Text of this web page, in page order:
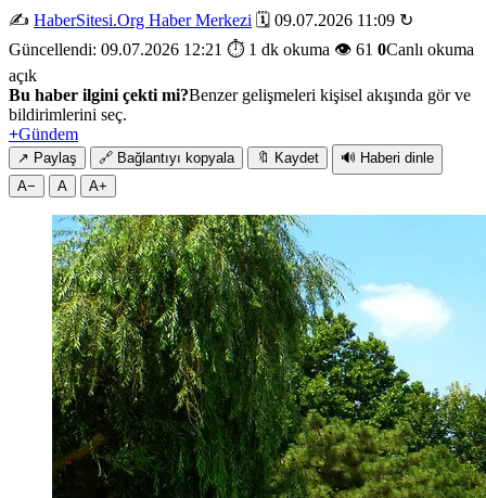
✍️ HaberSitesi.Org Haber Merkezi 🗓️ 09.07.2026 11:09 ↻
Güncellendi: 09.07.2026 12:21 ⏱️ 1 dk okuma 👁️ 61 0Canlı okuma
açık
Bu haber ilgini çekti mi?Benzer gelişmeleri kişisel akışında gör ve
bildirimlerini seç.
+Gündem
↗ Paylaş 🔗 Bağlantıyı kopyala 🔖 Kaydet 🔊 Haberi dinle
A−
A A+